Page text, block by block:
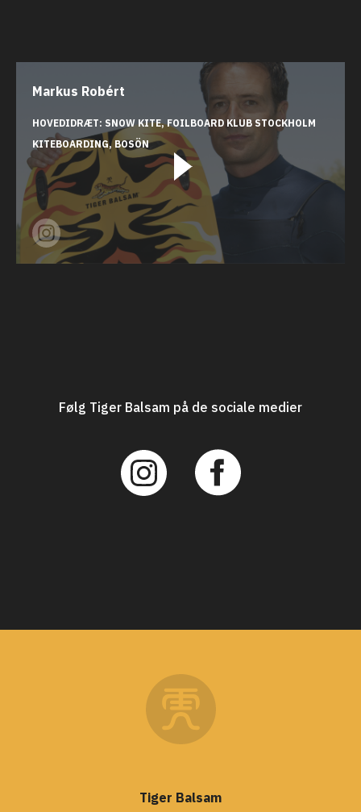
Markus Robért
HOVEDIDRÆT: SNOW KITE, FOILBOARD KLUB STOCKHOLM
KITEBOARDING, BOSÖN
Følg Tiger Balsam på de sociale medier
Tiger Balsam